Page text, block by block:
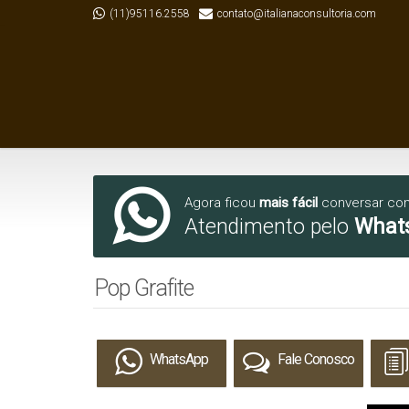
(11)95116.2558 contato@italianaconsultoria.com
Agora ficou mais fácil conversar
Atendimento pelo
Pop Grafite
WhatsApp Fale Conosco